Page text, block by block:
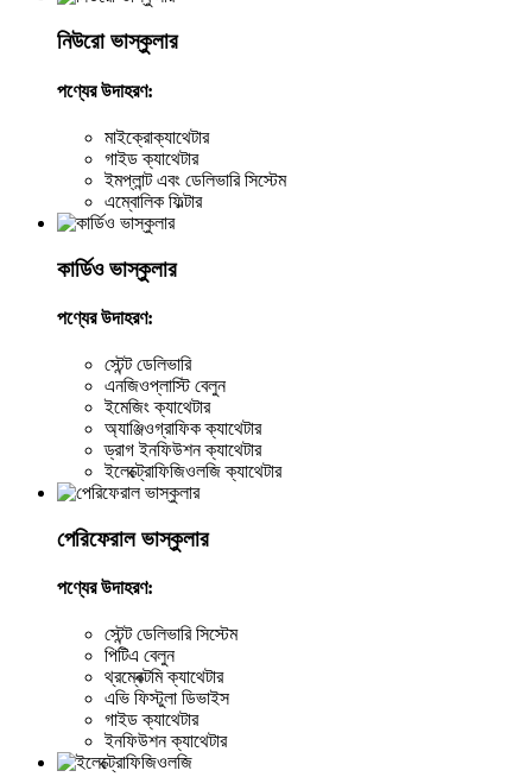
নিউরো ভাস্কুলার
পণ্যের উদাহরণ:
মাইক্রোক্যাথেটার
গাইড ক্যাথেটার
ইমপ্লান্ট এবং ডেলিভারি সিস্টেম
এম্বোলিক ফিল্টার
কার্ডিও ভাস্কুলার
পণ্যের উদাহরণ:
স্টেন্ট ডেলিভারি
এনজিওপ্লাস্টি বেলুন
ইমেজিং ক্যাথেটার
অ্যাঞ্জিওগ্রাফিক ক্যাথেটার
ড্রাগ ইনফিউশন ক্যাথেটার
ইলেক্ট্রোফিজিওলজি ক্যাথেটার
পেরিফেরাল ভাস্কুলার
পণ্যের উদাহরণ:
স্টেন্ট ডেলিভারি সিস্টেম
পিটিএ বেলুন
থ্রম্বেক্টমি ক্যাথেটার
এভি ফিস্টুলা ডিভাইস
গাইড ক্যাথেটার
ইনফিউশন ক্যাথেটার